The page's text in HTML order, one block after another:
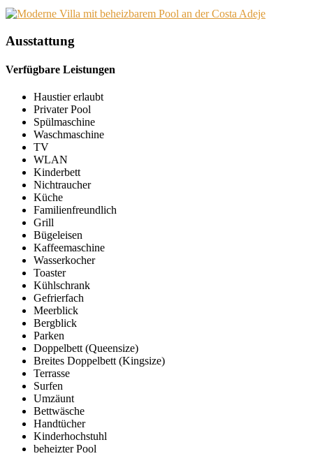
Ausstattung
Verfügbare Leistungen
Haustier erlaubt
Privater Pool
Spülmaschine
Waschmaschine
TV
WLAN
Kinderbett
Nichtraucher
Küche
Familienfreundlich
Grill
Bügeleisen
Kaffeemaschine
Wasserkocher
Toaster
Kühlschrank
Gefrierfach
Meerblick
Bergblick
Parken
Doppelbett (Queensize)
Breites Doppelbett (Kingsize)
Terrasse
Surfen
Umzäunt
Bettwäsche
Handtücher
Kinderhochstuhl
beheizter Pool